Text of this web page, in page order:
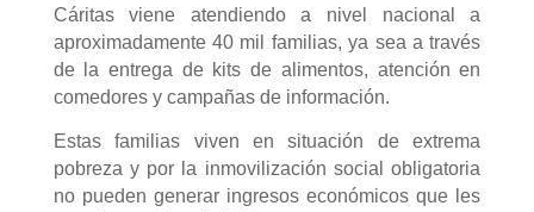
Cáritas viene atendiendo a nivel nacional a
aproximadamente 40 mil familias, ya sea a través
de la entrega de kits de alimentos, atención en
comedores y campañas de información.
Estas familias viven en situación de extrema
pobreza y por la inmovilización social obligatoria
no pueden generar ingresos económicos que les